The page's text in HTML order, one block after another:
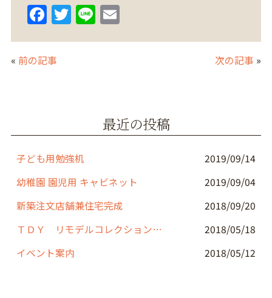
F
a
c
e
o
k
T
w
Li
n
E
m
« 前の記事 次の記事 »
最近の投稿
子ども用勉強机
2019/09/14
幼稚園 園児用 キャビネット
2019/09/04
新築注文店舗兼住宅完成
2018/09/20
ＴＤＹ リモデルコレクション ２０１８
2018/05/18
イベント案内
2018/05/12